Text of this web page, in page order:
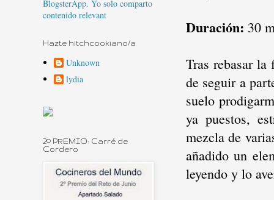
Duración: 30
Tras rebasar
de seguir a
suelo
ya puestos,
mezcla de
añadido un
leyendo y lo
Hazte hitchcookiano/a
Unknown
lydia
2º PREMIO: Carré de
Cordero